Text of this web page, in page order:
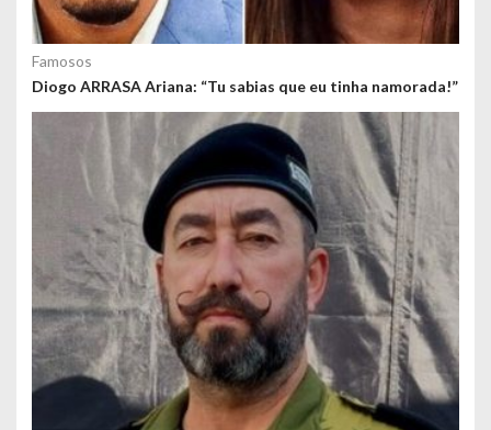
Famosos
Diogo ARRASA Ariana: “Tu sabias que eu tinha namorada!”